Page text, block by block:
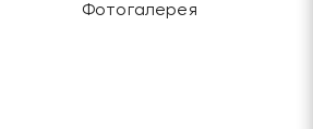
Фотогалерея